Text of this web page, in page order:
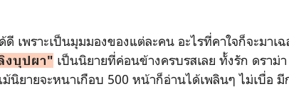
เพราะเป็นมุมมองของแต่ละคน อะไรที่คาใจก็จะมาเ
งบุปผา" เป็นนิยายที่ค่อนข้างครบรสเลย ทั้งรัก ดราม่
นิยายจะหนาเกือบ 500 หน้าก็อ่านได้เพลินๆ ไม่เบื่อ มี